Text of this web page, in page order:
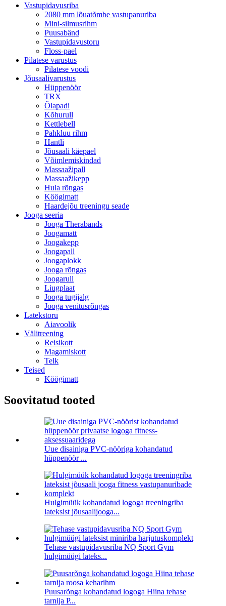
Vastupidavusriba
2080 mm lõuatõmbe vastupanuriba
Mini-silmusrihm
Puusabänd
Vastupidavustoru
Floss-pael
Pilatese varustus
Pilatese voodi
Jõusaalivarustus
Hüppenöör
TRX
Õlapadi
Kõhurull
Kettlebell
Pahkluu rihm
Hantli
Jõusaali käepael
Võimlemiskindad
Massaažipall
Massaažikepp
Hula rõngas
Köögimatt
Haardejõu treeningu seade
Jooga seeria
Jooga Therabands
Joogamatt
Joogakepp
Joogapall
Joogaplokk
Jooga rõngas
Joogarull
Liugplaat
Jooga tugijalg
Jooga venitusrõngas
Latekstoru
Aiavoolik
Välitreening
Reisikott
Magamiskott
Telk
Teised
Köögimatt
Soovitatud tooted
Uue disainiga PVC-nööriga kohandatud
hüppenöör ...
Hulgimüük kohandatud logoga treeningriba
lateksist jõusaalijooga...
Tehase vastupidavusriba NQ Sport Gym
hulgimüügi lateks...
Puusarõnga kohandatud logoga Hiina tehase
tarnija P...